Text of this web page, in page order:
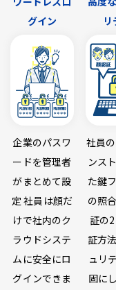
グイン
企業のパスワ
ードを管理者
がまとめて設
定 社員は顔だ
けで社内のク
ラウドシステ
ムに安全にロ
グインできま
リ
社員
ンス
た鍵
の照
証の
証方
ュリ
固に